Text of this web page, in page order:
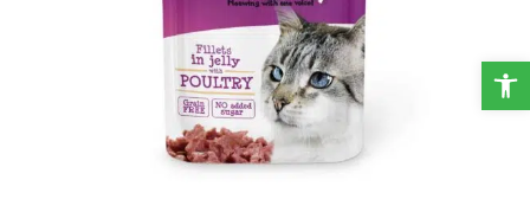
פתח סרגל נגישות